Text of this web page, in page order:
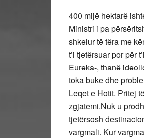
400 mijë hektarë
Ministri i pa
shkelur të tëra me
t’i tjetërsuar por për
Eureka-, thanë
toka buke dhe
Leqet e Hotit. Pritej
zgjatemi.Nuk u
tjetërsosh
vargmali. Kur